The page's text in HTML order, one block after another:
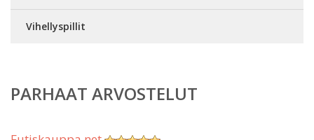
Vihellyspillit
PARHAAT ARVOSTELUT